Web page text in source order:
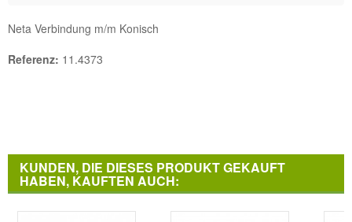
Neta Verbindung m/m Konisch
Referenz: 11.4373
KUNDEN, DIE DIESES PRODUKT GEKAUFT
HABEN, KAUFTEN AUCH: